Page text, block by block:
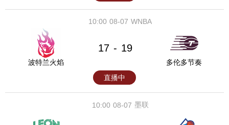
08-07
10:00 WNBA
波特兰火焰
17 - 19
多伦多节奏
直播中
08-07
10:00 墨联